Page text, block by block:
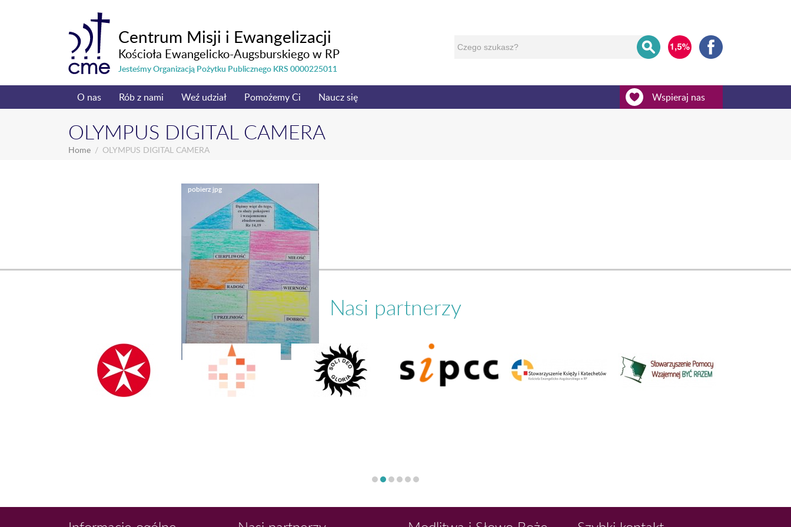
Centrum Misji i Ewangelizacji
Kościoła Ewangelicko-Augsburskiego w RP
Jesteśmy Organizacją Pożytku Publicznego KRS 0000225011
O nas Rób z nami Weź udział Pomożemy Ci Naucz się Wspieraj nas
OLYMPUS DIGITAL CAMERA
Home OLYMPUS DIGITAL CAMERA
Nasi partnerzy